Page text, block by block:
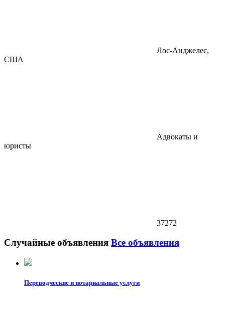
Лос-Анджелес,
США
Адвокаты и
юристы
37272
Случайные объявления Все объявления
Переводческие и нотариальные услуги